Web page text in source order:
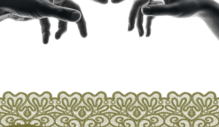
КОНТАКТЫ